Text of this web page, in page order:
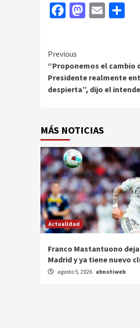
Facebook
Email
Continue
Reading
Previous
“Proponemos el cambio
Presidente realmente
despierta”, dijo el
MÁS NOTICIAS
Actualidad
Franco Mastantuono
Madrid y ya tiene nuevo
agosto 5, 2026 abnotiweb